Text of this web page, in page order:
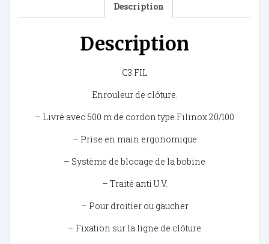
Description
Description
C3 FIL
Enrouleur de clôture.
– Livré avec 500 m de cordon type Filinox 20/100
– Prise en main ergonomique
– Système de blocage de la bobine
– Traité anti U.V.
– Pour droitier ou gaucher
– Fixation sur la ligne de clôture